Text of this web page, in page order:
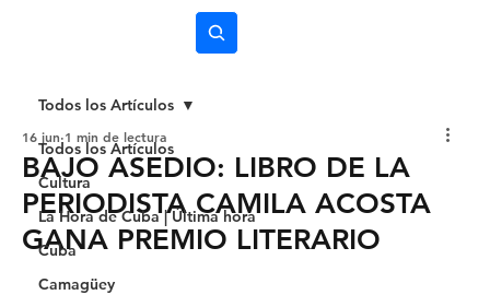
Todos los Artículos
Cultura
La Hora de Cuba | Última hora
Cuba
Camagüey
Todos los Artículos
BAJO ASEDIO: LIBRO DE LA
PERIODISTA CAMILA ACOSTA
GANA PREMIO LITERARIO
16 jun 1 min de lectura